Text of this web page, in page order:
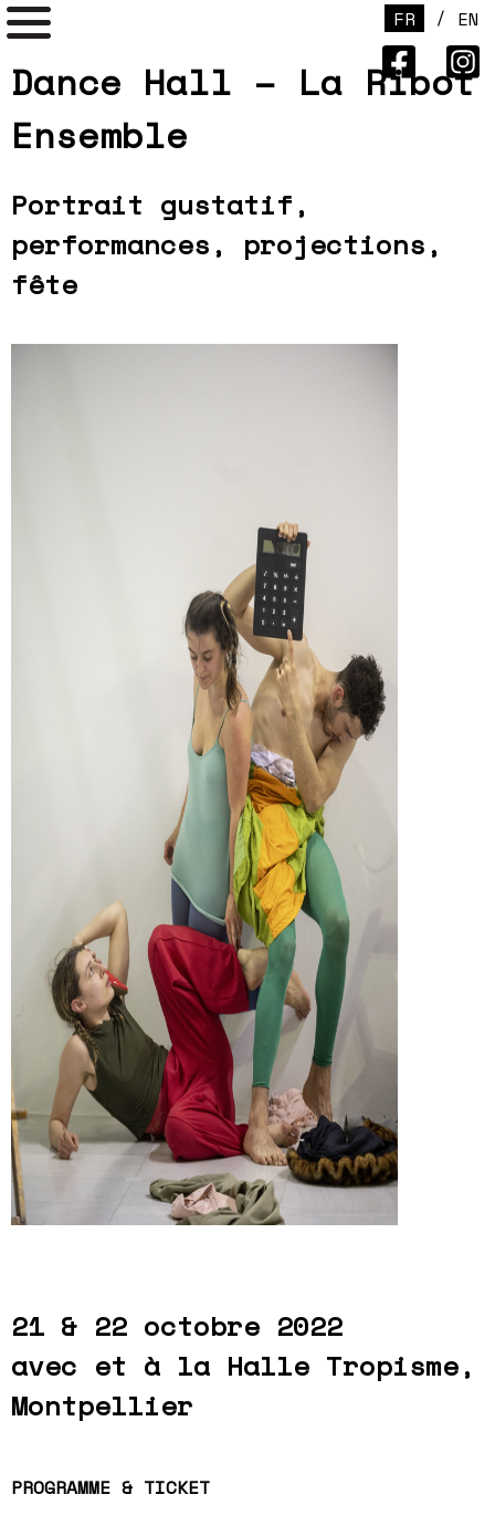
FR / EN
Dance Hall – La Ribot
Ensemble
Portrait gustatif,
performances, projections,
fête
21 & 22 octobre 2022
avec et à la Halle Tropisme,
Montpellier
PROGRAMME & TICKET